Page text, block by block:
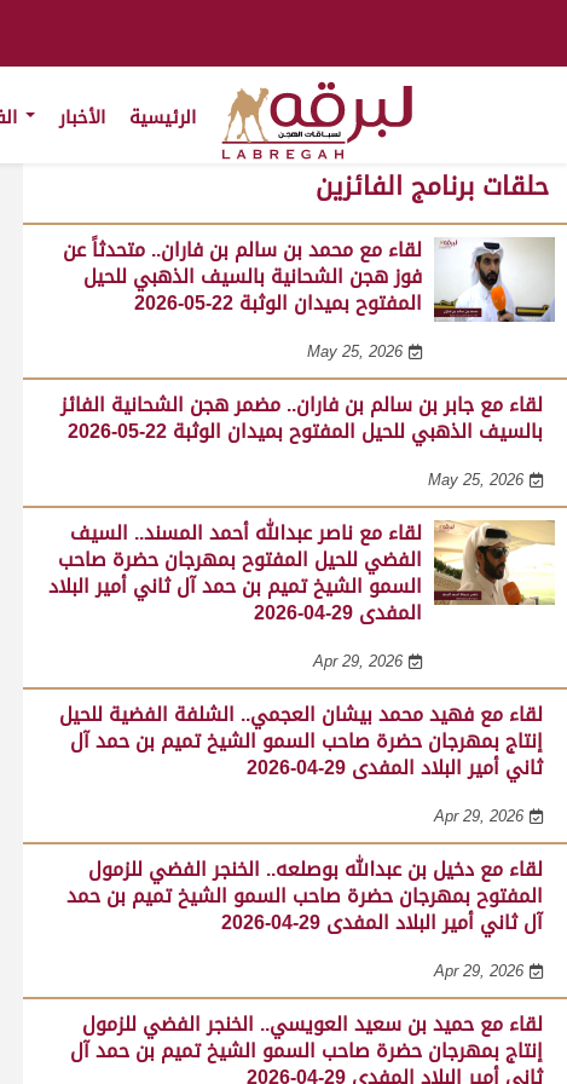
الرئيسية الأخبار
حلقات برنامج الفائزين
لقاء مع محمد بن سالم بن فاران.. متحدثاً عن
فوز هجن الشحانية بالسيف الذهبي للحيل
المفتوح بميدان الوثبة 22-05-2026
May 25, 2026
لقاء مع جابر بن سالم بن فاران.. مضمر هجن الشحانية الفائز
بالسيف الذهبي للحيل المفتوح بميدان الوثبة 22-05-2026
May 25, 2026
لقاء مع ناصر عبدالله أحمد المسند.. السيف
الفضي للحيل المفتوح بمهرجان حضرة صاحب
السمو الشيخ تميم بن حمد آل ثاني أمير البلاد
المفدى 29-04-2026
Apr 29, 2026
لقاء مع فهيد محمد بيشان العجمي.. الشلفة الفضية للحيل
إنتاج بمهرجان حضرة صاحب السمو الشيخ تميم بن حمد آل
ثاني أمير البلاد المفدى 29-04-2026
Apr 29, 2026
لقاء مع دخيل بن عبدالله بوصلعه.. الخنجر الفضي للزمول
المفتوح بمهرجان حضرة صاحب السمو الشيخ تميم بن حمد
آل ثاني أمير البلاد المفدى 29-04-2026
Apr 29, 2026
لقاء مع حميد بن سعيد العويسي.. الخنجر الفضي للزمول
إنتاج بمهرجان حضرة صاحب السمو الشيخ تميم بن حمد آل